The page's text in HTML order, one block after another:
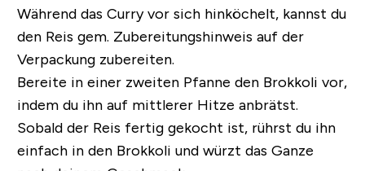
Während das Curry vor sich hinköchelt, kannst du
den Reis gem. Zubereitungshinweis auf der
Verpackung zubereiten.
Bereite in einer zweiten Pfanne den Brokkoli vor,
indem du ihn auf mittlerer Hitze anbrätst.
Sobald der Reis fertig gekocht ist, rührst du ihn
einfach in den Brokkoli und würzt das Ganze